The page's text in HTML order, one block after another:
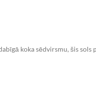
koka sēdvirsmu, šis sols